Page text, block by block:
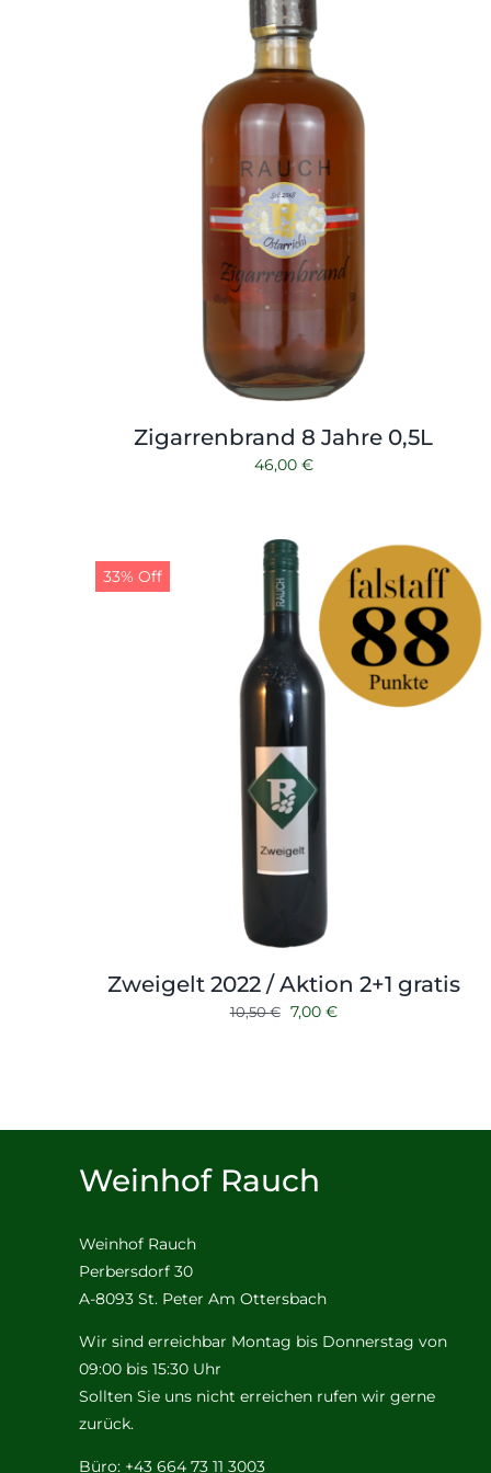
Zigarrenbrand 8 Jahre 0,5L
46,00 €
33% Off
Zweigelt 2022 / Aktion 2+1 gratis
10,50€ Ursprünglicher
7,00 €Aktueller
Weinhof Rauch
Weinhof Rauch
Perbersdorf 30
A-8093 St. Peter Am Ottersbach
Wir sind erreichbar Montag bis Donnerstag von
09:00 bis 15:30 Uhr
Sollten Sie uns nicht erreichen rufen wir gerne
zurück.
Büro: +43 664 73 11 3003